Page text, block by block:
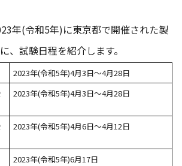
年(令和5年)に東京都で開催された製
、試験日程を紹介します。
2023年(令和5年)4月3日〜4月28日
2023年(令和5年)4月3日〜4月28日
2023年(令和5年)4月6日〜4月12日
2023年(令和5年)6月17日